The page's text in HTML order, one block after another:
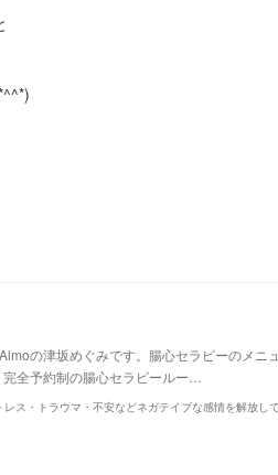
の津坂めぐみです。腸心セラピーのメニュ
全予約制の腸心セラピールー…